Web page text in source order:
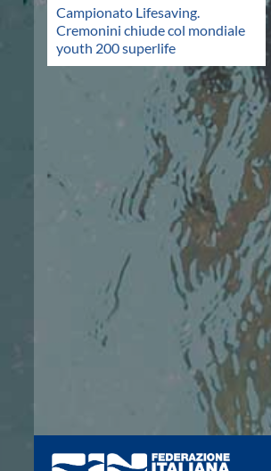
Artistico
Eventi
Norme e documenti
Risultati e Classifiche
Grand Prix
Norme e documenti
Risultati e Classifiche
Flash News
Salvamento
Flash News
Master
Campionato Lifesaving.
Cremonini chiude col mondiale
youth 200 superlife